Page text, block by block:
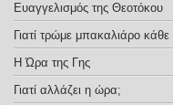
Ευαγγελισμός της Θεοτόκου
Γιατί τρώμε μπακαλιάρο
Η Ώρα της Γης
Γιατί αλλάζει η ώρα;